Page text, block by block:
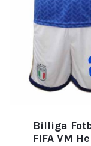
Billiga
FIFA VM